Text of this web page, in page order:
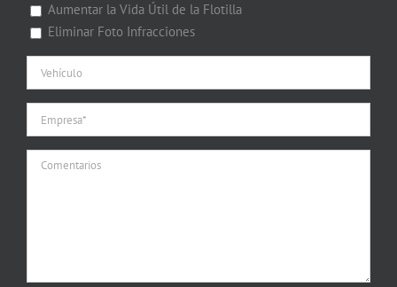
Aumentar la Vida Útil de la Flotilla
Eliminar Foto Infracciones